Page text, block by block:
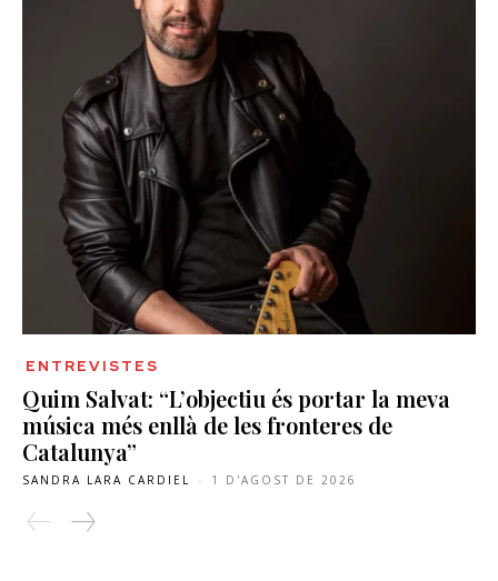
ENTREVISTES
Quim Salvat: “L’objectiu és portar la meva
música més enllà de les fronteres de
Catalunya”
SANDRA LARA CARDIEL - 1 D'AGOST DE 2026